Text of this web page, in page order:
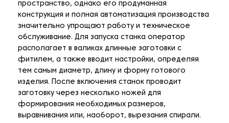
пространство, однако его продуманная
конструкция и полная автоматизация производства
значительно упрощают работу и техническое
обслуживание. Для запуска станка оператор
располагает в валиках длинные заготовки с
фитилем, а также вводит настройки, определяя
тем самым диаметр, длину и форму готового
изделия. После включения станок проводит
заготовку через несколько ножей для
формирования необходимых размеров,
выравнивания или, наоборот, вырезания спирали.